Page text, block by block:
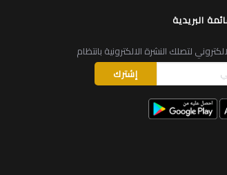
البريدية
لتصلك النشرة الالكترونية بانتظام